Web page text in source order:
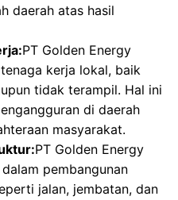
daerah atas hasil
PT Golden Energy
kerja lokal, baik
tidak terampil. Hal ini
di daerah
masyarakat.
PT Golden Energy
pembangunan
jalan, jembatan, dan